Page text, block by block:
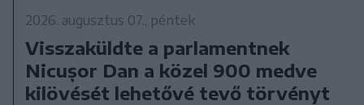
2026. augusztus 07., péntek
Visszaküldte a parlamentnek
Nicușor Dan a közel 900 medve
kilövését lehetővé tevő törvényt